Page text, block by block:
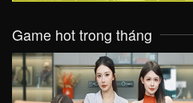
Game hot trong tháng